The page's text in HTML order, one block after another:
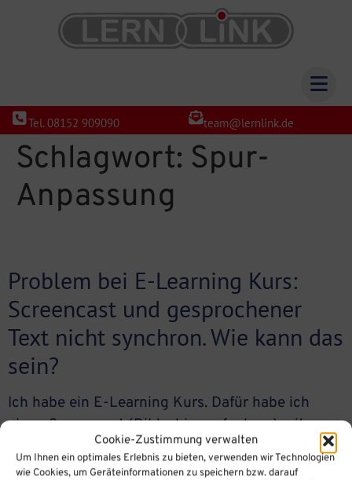
Cookie-Zustimmung verwalten
Um Ihnen ein optimales Erlebnis zu bieten, verwenden wir Technologien
wie Cookies, um Geräteinformationen zu speichern bzw. darauf
Tel. 08152 909090 team@lernlink.de
Schlagwort: Spur-
Anpassung
Problem bei E-Learning Kurs:
Screencast und gesprochener
Text nicht synchron. Wie kann das
sein?
Ich habe ein E-Learning Kurs. Dafür habe ich
einen Screencast (Bildschirmaufnahme) mit
Kamera/Mikrofon aufgenommen und habe jetzt
das folgende Problem: Die